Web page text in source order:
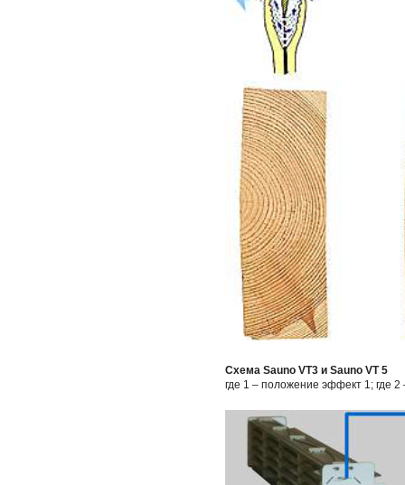
Схема Sauno VT3 и Sauno VT 5
где 1 – положение эффект 1; где